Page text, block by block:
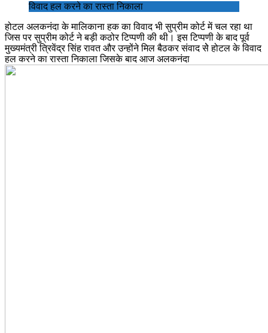
विवाद हल करने का रास्ता निकाला
होटल अलकनंदा के मालिकाना हक का विवाद भी सुप्रीम कोर्ट में चल रहा था
जिस पर सुप्रीम कोर्ट ने बड़ी कठोर टिप्पणी की थी। इस टिप्पणी के बाद पूर्व
मुख्यमंत्री त्रिवेंद्र सिंह रावत और उन्होंने मिल बैठकर संवाद सेे होटल के विवाद
हल करने का रास्ता निकाला जिसके बाद आज अलकनंदा